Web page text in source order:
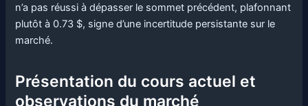
n’a pas réussi à dépasser le sommet précédent, plafonnant
plutôt à 0.73 $, signe d’une incertitude persistante sur le
marché.
Présentation du cours actuel et
observations du marché